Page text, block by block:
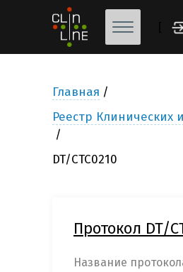
Главная
Реестр Клинических
DT/CTC0210
Протокол DT/
Название